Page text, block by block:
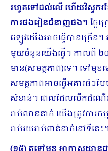
រហូតទៅដល់លើ ហើយវិស្វករខ្
ការផង​រៀនជំនាញផង។ ថ្ងៃ
ឥឡូវយើងអាចធ្វើបានច្រើន។
មួយចំនួនយើងធ្វើ។ កាលពី ២
មាន(សមត្ថភាព)ទេ។ ទៅមុខ
សមត្ថភាពអាចធ្វើអគារធំៗបែ
សំខាន់។ ពេលដែលបើកដំណើរ
រាប់លាននាក់ យើងត្រូវការកម្
រាប់រយរាប់ពាន់នាក់នៅទីនេះ។